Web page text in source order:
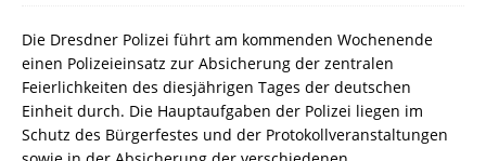
Die Dresdner Polizei führt am kommenden Wochenende
einen Polizeieinsatz zur Absicherung der zentralen
Feierlichkeiten des diesjährigen Tages der deutschen
Einheit durch. Die Hauptaufgaben der Polizei liegen im
Schutz des Bürgerfestes und der Protokollveranstaltungen